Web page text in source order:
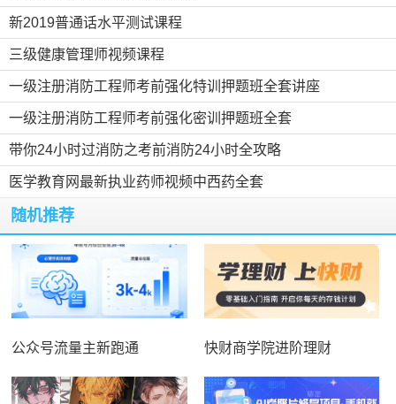
新2019普通话水平测试课程
三级健康管理师视频课程
一级注册消防工程师考前强化特训押题班全套讲座
一级注册消防工程师考前强化密训押题班全套
带你24小时过消防之考前消防24小时全攻略
医学教育网最新执业药师视频中西药全套
随机推荐
公众号流量主新跑通 快财商学院进阶理财